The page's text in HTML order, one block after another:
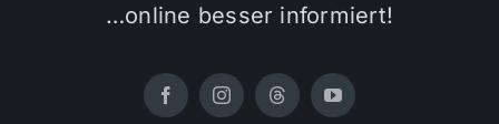
…online besser informiert!